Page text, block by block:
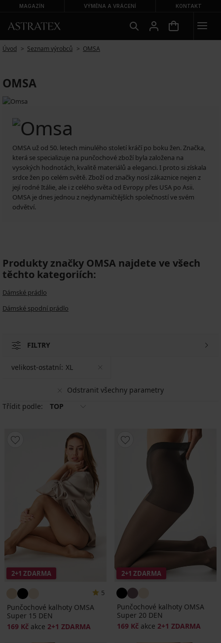
MAGAZÍN VÝMĚNA A VRÁCENÍ KONTAKT
Úvod Seznam výrobců OMSA
OMSA
OMSA už od 50. letech minulého století kráčí po boku žen. Značka,
která se specializuje na punčochové zboží byla založena na
vysokých hodnotách, kvalitě materiálů a eleganci. I proto si získala
srdce žen po celém světě. Zboží od značky nosí zákaznice nejen z
její rodné Itálie, ale i z celého světa od Evropy přes USA po Asii.
OMSA je dnes jednou z nejdynamičtějších společností ve svém
odvětví.
Produkty značky OMSA najdete ve všech
těchto kategoriích:
Dámské prádlo
Dámské spodní prádlo
FILTRY
Odstranit všechny parametry
velikost-ostatní: XL
Třídit podle: TOP
2+1 ZDARMA
5
Punčochové kalhoty OMSA
Super 15 DEN
169 Kč akce 2+1 ZDARMA
2+1 ZDARMA
Punčochové kalhoty OMSA
Super 20 DEN
169 Kč akce 2+1 ZDARMA